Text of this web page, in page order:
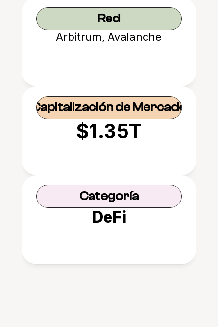
Red
Arbitrum, Avalanche
Capitalización de Mercado
$1.35T
Categoría
DeFi